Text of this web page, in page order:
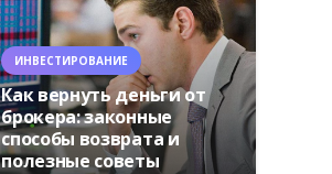
ИНВЕСТИРОВАНИЕ
Как вернуть деньги от
брокера: законные
способы возврата и
полезные советы